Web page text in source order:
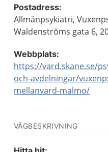
Postadress:
Allmänpsykiatri,
Waldenströms gata 6,
Webbplats:
https://vard.skane.se/
och-avdelningar/
mellanvard-malmo/
VÄGBESKRIVNING